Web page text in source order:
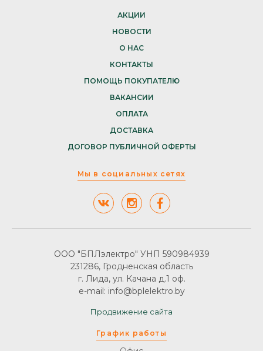
АКЦИИ
НОВОСТИ
О НАС
КОНТАКТЫ
ПОМОЩЬ ПОКУПАТЕЛЮ
ВАКАНСИИ
ОПЛАТА
ДОСТАВКА
ДОГОВОР ПУБЛИЧНОЙ ОФЕРТЫ
Мы в социальных сетях
График работы
ООО "БПЛэлектро" УНП 590984939
231286, Гродненская область
г. Лида, ул. Качана д.1 оф.
e-mail: info@bplelektro.by
Продвижение сайта